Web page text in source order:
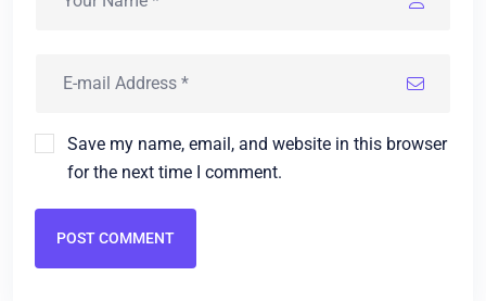
Save my name, email, and website in this browser
for the next time I comment.
POST COMMENT